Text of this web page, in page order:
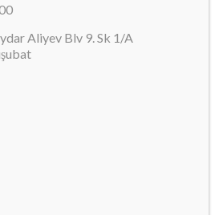
Aliyev Blv 9. Sk 1/A